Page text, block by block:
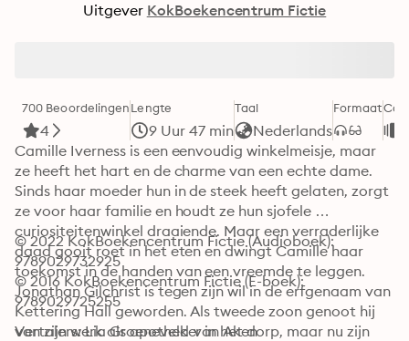
Uitgever KokBoekencentrum Fictie
700 Beoordelingen
4
Lengte
9 Uur 47 min
Taal
Nederlands
Formaat
Camille Iverness is een eenvoudig winkelmeisje, maar
ze heeft het hart en de charme van een echte dame.
Sinds haar moeder hun in de steek heeft gelaten, zorgt
ze voor haar familie en houdt ze hun sjofele
curiositeitenwinkel draaiende. Maar een verraderlijke
daad gooit roet in het eten en dwingt Camille haar
toekomst in de handen van een vreemde te leggen.
Jonathan Gilchrist is tegen zijn wil in de erfgenaam van
Kettering Hall geworden. Als tweede zoon genoot hij
van zijn werk als apotheker in het dorp, maar nu zijn
© 2022 KokBoekencentrum Fictie (Audioboek):
9789029732925
© 2016 KokBoekencentrum Fictie (E-boek):
9789029725255
Vertalers: Lia Groeneveld-van Aken